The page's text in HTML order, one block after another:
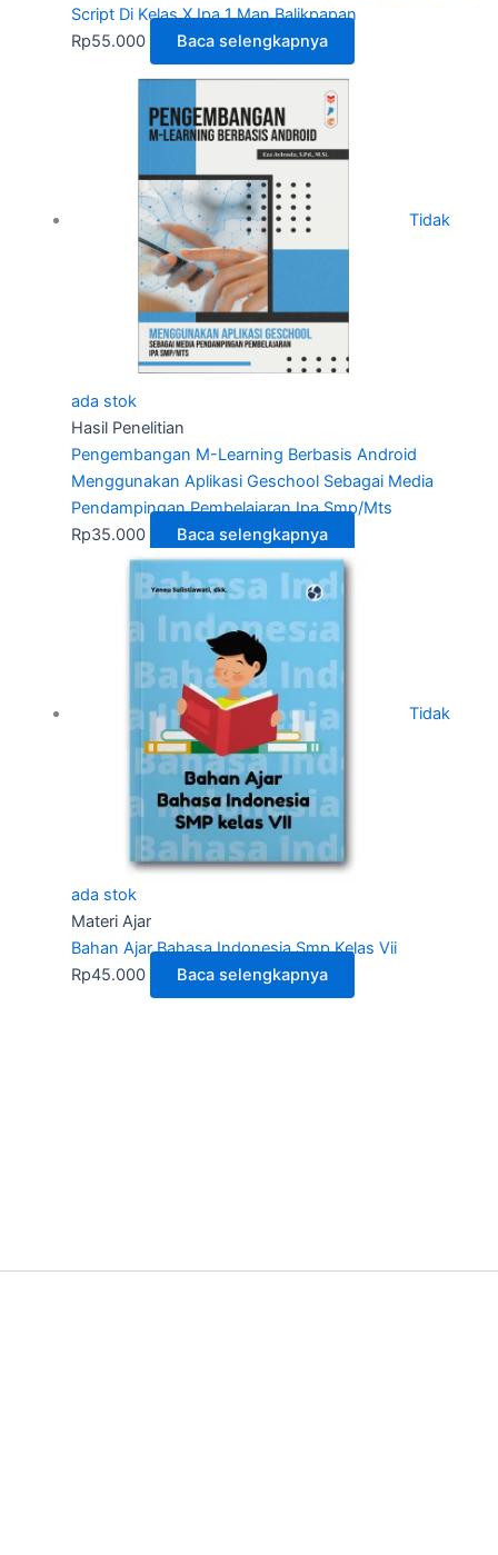
Script Di Kelas X Ipa 1 Man Balikpapan
Rp55.000 Baca selengkapnya
Tidak
ada stok
Hasil Penelitian
Pengembangan M-Learning Berbasis Android
Menggunakan Aplikasi Geschool Sebagai Media
Pendampingan Pembelajaran Ipa Smp/Mts
Rp35.000 Baca selengkapnya
Tidak
ada stok
Materi Ajar
Bahan Ajar Bahasa Indonesia Smp Kelas Vii
Rp45.000 Baca selengkapnya